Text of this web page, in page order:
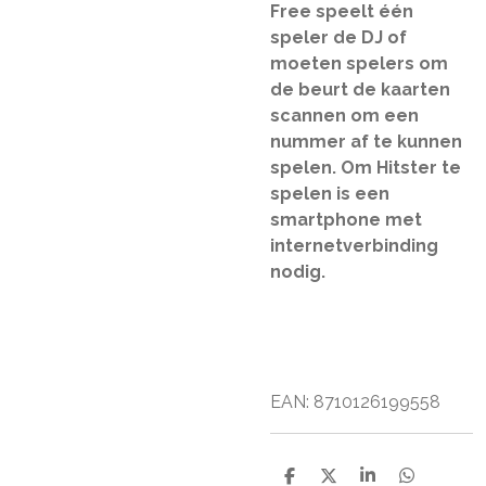
Free speelt één
speler de DJ of
moeten spelers om
de beurt de kaarten
scannen om een
nummer af te kunnen
spelen. Om Hitster te
spelen is een
smartphone met
internetverbinding
nodig.
EAN: 8710126199558
D
D
S
D